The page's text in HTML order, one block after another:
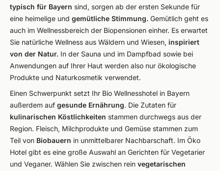
typisch für Bayern sind, sorgen ab der ersten Sekunde für
eine heimelige und gemütliche Stimmung. Gemütlich geht es
auch im Wellnessbereich der Biopensionen einher. Es erwartet
Sie natürliche Wellness aus Wäldern und Wiesen, inspiriert
von der Natur. In der Sauna und im Dampfbad sowie bei
Anwendungen auf Ihrer Haut werden also nur ökologische
Produkte und Naturkosmetik verwendet.
Einen Schwerpunkt setzt Ihr Bio Wellnesshotel in Bayern
außerdem auf gesunde Ernährung. Die Zutaten für
kulinarischen Köstlichkeiten stammen durchwegs aus der
Region. Fleisch, Milchprodukte und Gemüse stammen zum
Teil von Biobauern in unmittelbarer Nachbarschaft. Im Öko
Hotel gibt es eine große Auswahl an Gerichten für Vegetarier
und Veganer. Wählen Sie zwischen rein vegetarischen